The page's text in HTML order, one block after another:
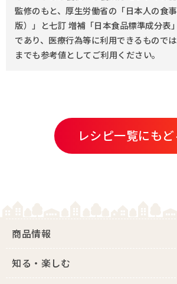
監修のもと、厚生労働省の「日本人の食
版）」と七訂 増補「日本食品標準成分表
であり、医療行為等に利用できるもので
までも参考値としてご利用ください。
レシピ一覧にもど
商品情報
知る・楽しむ